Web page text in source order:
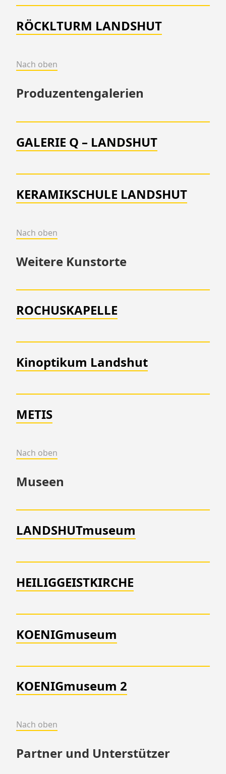
RÖCKLTURM LANDSHUT
Nach oben
Produzentengalerien
GALERIE Q – LANDSHUT
KERAMIKSCHULE LANDSHUT
Nach oben
Weitere Kunstorte
ROCHUSKAPELLE
Kinoptikum Landshut
METIS
Nach oben
Museen
LANDSHUTmuseum
HEILIGGEISTKIRCHE
KOENIGmuseum
KOENIGmuseum 2
Nach oben
Partner und Unterstützer